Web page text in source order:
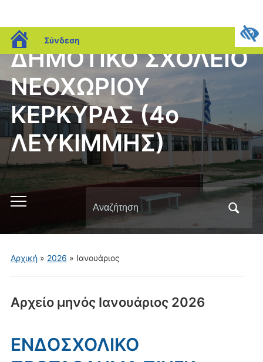
blogs.sch.gr
Σύνδεση
ΔΗΜΟΤΙΚΟ ΣΧΟΛΕΙΟ
ΝΕΟΧΩΡΙΟΥ
ΚΕΡΚΥΡΑΣ (4ο
ΛΕΥΚΙΜΜΗΣ)
Εναλλαγή
μενού
για
για:
Αρχική» 2026 » Ιανουάριος
Αρχείο μηνός Ιανουάριος 2026
ΕΝΔΟΣΧΟΛΙΚΟ